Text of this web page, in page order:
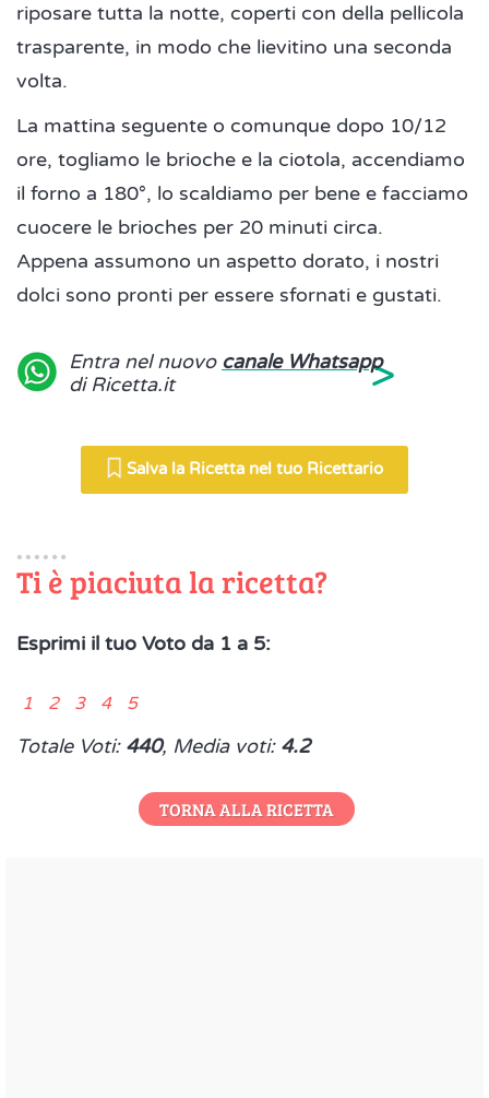
riposare tutta la notte, coperti con della pellicola
trasparente, in modo che lievitino una seconda
volta.
La mattina seguente o comunque dopo 10/12
ore, togliamo le brioche e la ciotola, accendiamo
il forno a 180°, lo scaldiamo per bene e facciamo
cuocere le brioches per 20 minuti circa.
Appena assumono un aspetto dorato, i nostri
dolci sono pronti per essere sfornati e gustati.
Entra nel nuovo canale Whatsapp
di Ricetta.it
>
Salva la Ricetta nel tuo Ricettario
Ti è piaciuta la ricetta?
Esprimi il tuo Voto da 1 a 5:
1 2 3 4 5
Totale Voti: 440, Media voti: 4.2
TORNA ALLA RICETTA